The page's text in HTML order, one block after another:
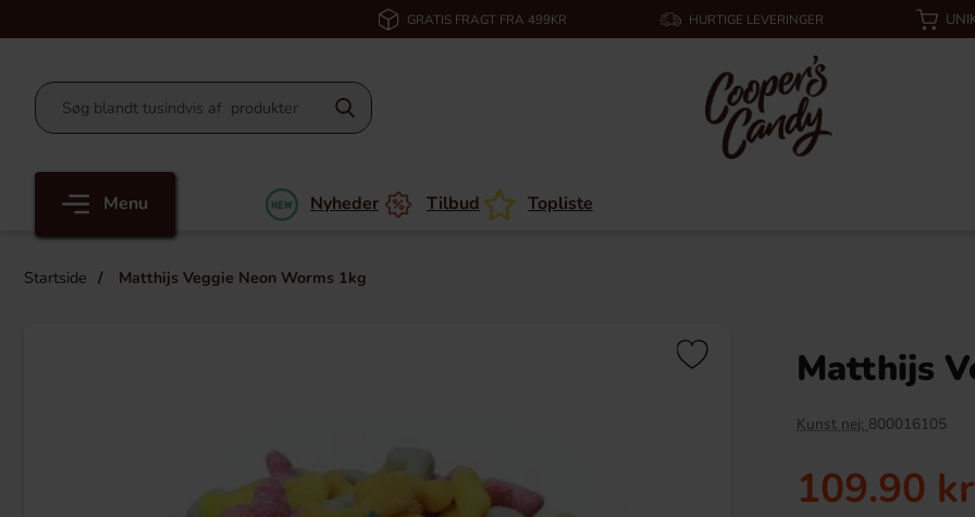
GRATIS FRAGT FRA 499KR HURTIGE LEVERINGER
Menu Nyheder Tilbud Topliste
Startside Matthijs Veggie Neon Worms 1kg
Matthijs
Kunst nej: 800016105
109.90 kr